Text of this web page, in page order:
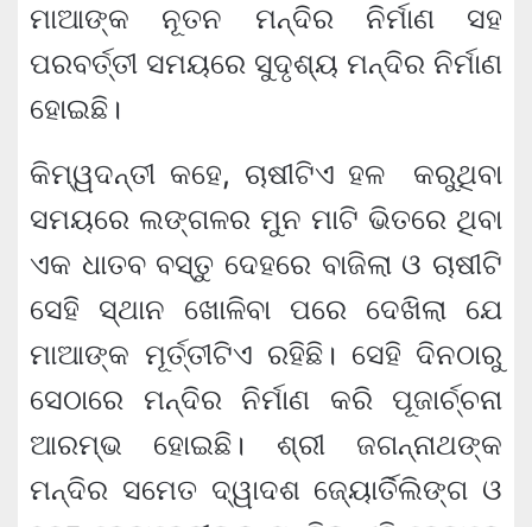
ମାଆଙ୍କ ନୂତନ ମନ୍ଦିର ନିର୍ମାଣ ସହ
ପରବର୍ତ୍ତୀ ସମୟରେ ସୁଦୃଶ୍ୟ ମନ୍ଦିର ନିର୍ମାଣ
ହୋଇଛି।
କିମ୍ୱଦନ୍ତୀ କହେ, ଚାଷୀଟିଏ ହଳ କରୁଥିବା
ସମୟରେ ଲଙ୍ଗଳର ମୁନ ମାଟି ଭିତରେ ଥିବା
ଏକ ଧାତବ ବସ୍ତୁ ଦେହରେ ବାଜିଲା ଓ ଚାଷୀଟି
ସେହି ସ୍ଥାନ ଖୋଳିବା ପରେ ଦେଖିଲା ଯେ
ମାଆଙ୍କ ମୂର୍ତ୍ତୀଟିଏ ରହିଛି। ସେହି ଦିନଠାରୁ
ସେଠାରେ ମନ୍ଦିର ନିର୍ମାଣ କରି ପୂଜାର୍ଚ୍ଚନା
ଆରମ୍ଭ ହୋଇଛି। ଶ୍ରୀ ଜଗନ୍ନାଥଙ୍କ
ମନ୍ଦିର ସମେତ ଦ୍ୱାଦଶ ଜ୍ୟୋର୍ତିଲିଙ୍ଗ ଓ